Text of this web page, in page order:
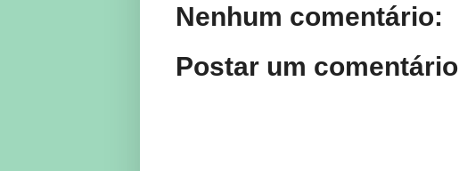
Nenhum comentário:
Postar um comentário